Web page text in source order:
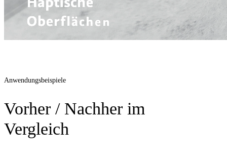
Anwendungsbeispiele
Vorher / Nachher im
Vergleich